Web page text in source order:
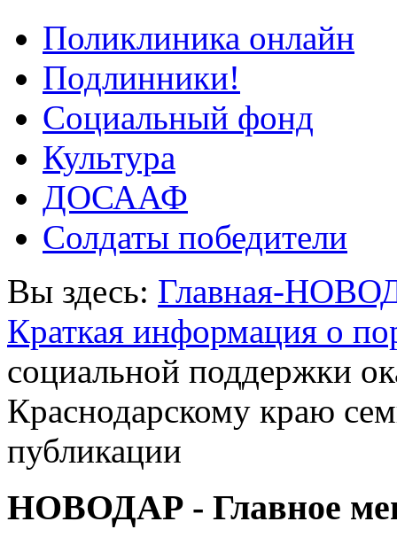
Поликлиника онлайн
Подлинники!
Социальный фонд
Культура
ДОСААФ
Солдаты победители
Вы здесь: Главная-
Краткая информация о
социальной поддержки
Краснодарскому краю
публикации
НОВОДАР - Главное